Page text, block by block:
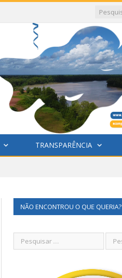
TRANSPARÊNCIA
NÃO ENCONTROU O QUE QUERIA?